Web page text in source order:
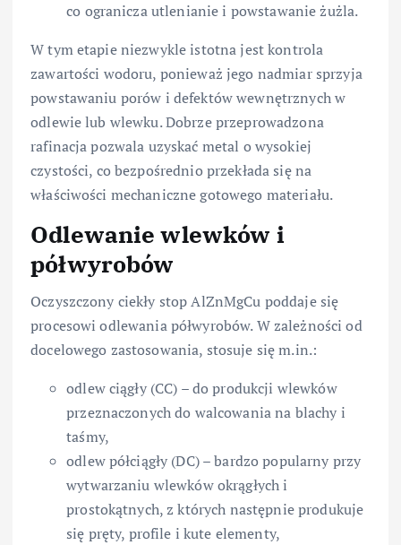
co ogranicza utlenianie i powstawanie żużla.
W tym etapie niezwykle istotna jest kontrola
zawartości wodoru, ponieważ jego nadmiar sprzyja
powstawaniu porów i defektów wewnętrznych w
odlewie lub wlewku. Dobrze przeprowadzona
rafinacja pozwala uzyskać metal o wysokiej
czystości, co bezpośrednio przekłada się na
właściwości mechaniczne gotowego materiału.
Odlewanie wlewków i
półwyrobów
Oczyszczony ciekły stop AlZnMgCu poddaje się
procesowi odlewania półwyrobów. W zależności od
docelowego zastosowania, stosuje się m.in.:
odlew ciągły (CC) – do produkcji wlewków
przeznaczonych do walcowania na blachy i
taśmy,
odlew półciągły (DC) – bardzo popularny przy
wytwarzaniu wlewków okrągłych i
prostokątnych, z których następnie produkuje
się pręty, profile i kute elementy,